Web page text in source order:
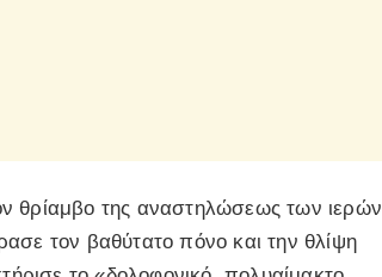
θρίαμβο της αναστηλώσεως των ιερών
τον βαθύτατο πόνο και την θλίψη